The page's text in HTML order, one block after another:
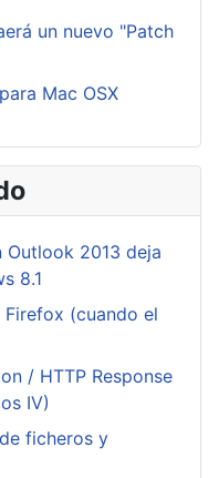
un nuevo "Patch
Mac OSX
2013 deja
8.1
Firefox (cuando el
/ HTTP Response
IV)
ficheros y